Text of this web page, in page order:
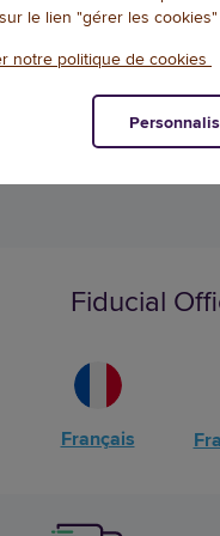
EN STOCK, LIVRÉ EN 24/
AJOUTER
Fiducial
Français
le lien "gérer les
notre politique de cookies